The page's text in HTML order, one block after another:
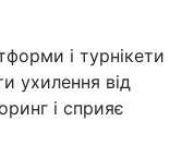
і турнікети
ухилення від
і сприяє